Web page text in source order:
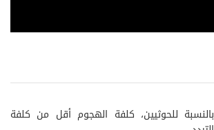
‏بالنسبة للحوثيين، كلفة الهجوم أقل من كلفة